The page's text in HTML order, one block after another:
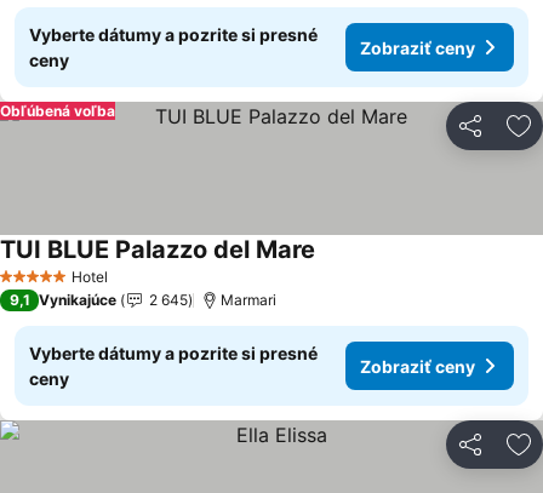
Vyberte dátumy a pozrite si presné
ceny
Zobraziť ceny
Zdieľať
Obľúbená voľba
5 Počet hviezdičiek
Hotel
TUI BLUE Palazzo del Mare
9,1 Vynikajúce 2 645 Marmari
Vyberte dátumy a pozrite si presné
ceny
Zobraziť ceny
Zdieľať